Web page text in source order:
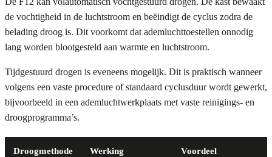
de vochtigheid in de luchtstroom en beëindigt de cyclus zodra de
belading droog is. Dit voorkomt dat ademluchttoestellen onnodig
lang worden blootgesteld aan warmte en luchtstroom.
Tijdgestuurd drogen is eveneens mogelijk. Dit is praktisch wanneer
volgens een vaste procedure of standaard cyclusduur wordt gewerkt,
bijvoorbeeld in een ademluchtwerkplaats met vaste reinigings- en
droogprogramma’s.
Droogmethode Werking Voordeel